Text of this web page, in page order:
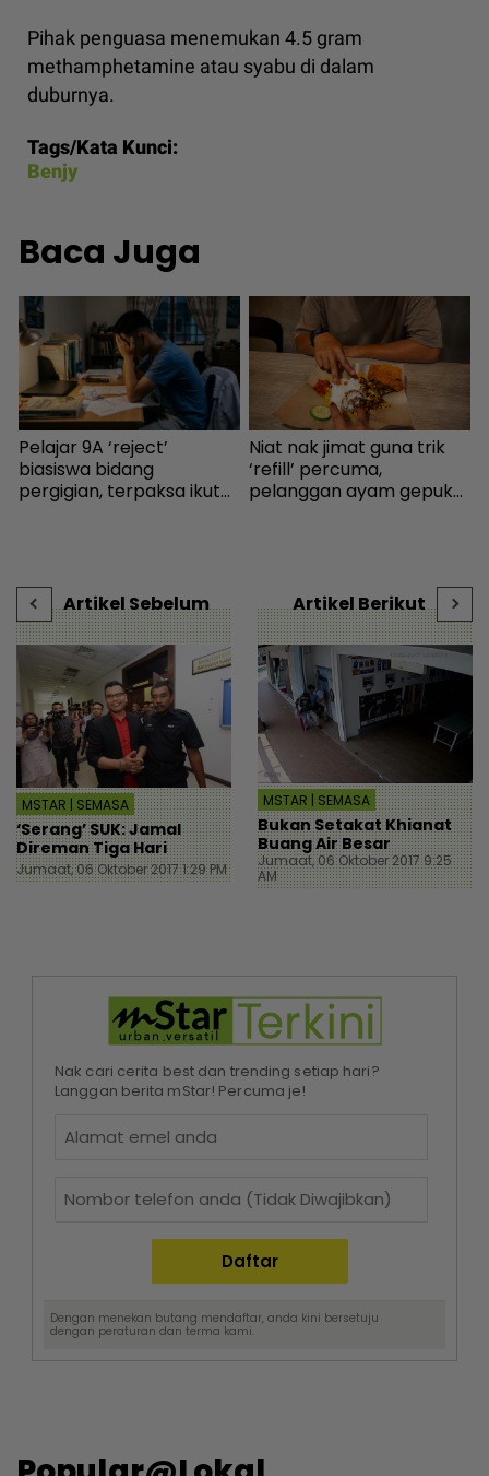
Pihak penguasa menemukan 4.5 gram
methamphetamine atau syabu di dalam
duburnya.
Tags/Kata Kunci:
Benjy
Baca Juga
Pelajar 9A ‘reject’
biasiswa bidang
pergigian, terpaksa ikut
Niat nak jimat guna trik
‘refill’ percuma,
pelanggan ayam gepuk
Artikel Sebelum
MSTAR | SEMASA
‘Serang’ SUK: Jamal
Direman Tiga Hari
Jumaat, 06 Oktober 2017 1:29 PM
Artikel Berikut
MSTAR | SEMASA
Bukan Setakat Khianat
Buang Air Besar
Jumaat, 06 Oktober 2017 9:25
AM
Nak cari cerita best dan trending setiap hari?
Langgan berita mStar! Percuma je!
Dengan menekan butang mendaftar, anda kini bersetuju
dengan peraturan dan terma kami.